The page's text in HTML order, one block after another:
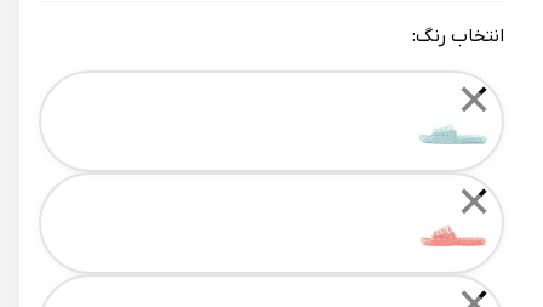
انتخاب رنگ:
Color
✕
✕